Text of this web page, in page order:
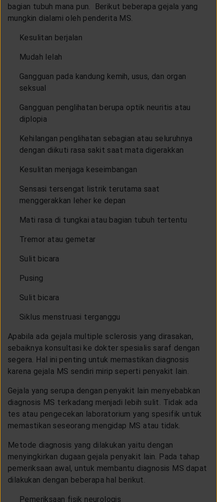
bagian tubuh mana pun. Berikut beberapa gejala yang
mungkin dialami oleh penderita MS.
Kesulitan berjalan
Mudah lelah
Gangguan pada kandung kemih, usus, dan organ
seksual
Gangguan penglihatan berupa optik neuritis atau
diplopia
Kehilangan penglihatan sebagian atau seluruhnya
dengan diikuti rasa sakit saat mata digerakkan
Kesulitan menjaga keseimbangan
Sensasi tersengat listrik terutama saat
menggerakkan leher ke depan
Mati rasa di tungkai atau bagian tubuh tertentu
Tremor atau gemetar
Sulit bicara
Pusing
Sulit bicara
Siklus menstruasi terganggu
Apabila ada gejala multiple sclerosis yang dirasakan,
sebaiknya konsultasi ke dokter spesialis saraf dengan
segera. Hal ini penting untuk memastikan diagnosis
karena gejala MS sendiri mirip seperti penyakit lain.
Gejala yang serupa dengan penyakit lain menyebabkan
diagnosis MS terkadang menjadi lebih sulit. Tidak ada
tes atau pengecekan laboratorium yang spesifik untuk
memastikan seseorang mengidap MS atau tidak.
Metode diagnosis yang dilakukan yaitu dengan
menyingkirkan dugaan gejala penyakit lain. Pada tahap
pemeriksaan awal, untuk membantu diagnosis MS dapat
dilakukan dengan beberapa hal berikut.
Pemeriksaan fisik neurologis